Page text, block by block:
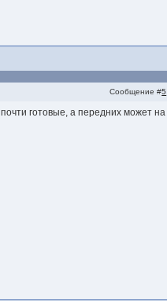
Сообщение #5
готовые, а передних может на